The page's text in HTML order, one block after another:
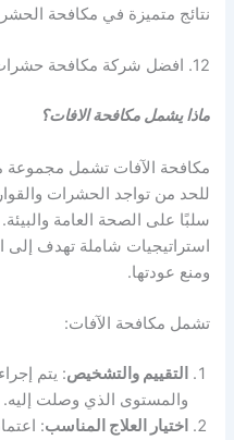
نتائج متميزة في مكافحة
12. افضل شركة مكافحة حشرات جمعية عرابي
ماذا يشمل مكافحة الافات؟
مكافحة الآفات تشمل مجموعة
للحد من تواجد الحشرات
سلبًا على الصحة العامة
استراتيجيات شاملة تهدف إلى
ومنع عودتها.
تشمل مكافحة الآفات:
التقييم والتشخيص: يتم
والمستوى الذي وصلت إليه.
اختيار العلاج المناسب: